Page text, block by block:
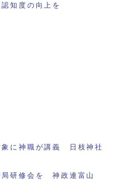
知度の向上を
に神職が講義 日枝神社
研修会を 神政連富山